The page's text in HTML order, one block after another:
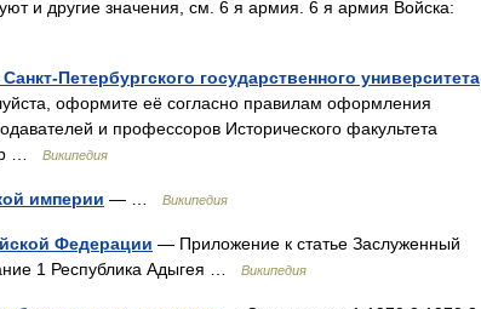
и другие значения, см. 6 я армия. 6 я армия Войска:
Петербургского государственного университета
оформите её согласно правилам оформления
и профессоров Исторического факультета
…
Википедия
империи — … Википедия
Федерации — Приложение к статье Заслуженный
1 Республика Адыгея …
Википедия